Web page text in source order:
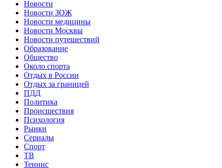
Новости
Новости ЗОЖ
Новости медицины
Новости Москвы
Новости путешествий
Образование
Общество
Около спорта
Отдых в России
Отдых за границей
ПДД
Политика
Происшествия
Психология
Рынки
Сериалы
Спорт
ТВ
Теннис